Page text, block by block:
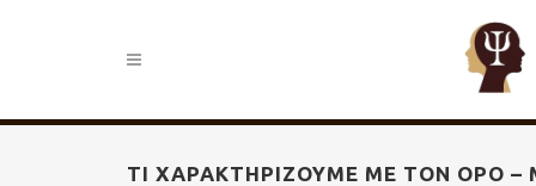
ΤΙ ΧΑΡΑΚΤΗΡΊΖΟΥΜΕ ΜΕ ΤΟΝ ΌΡΟ –